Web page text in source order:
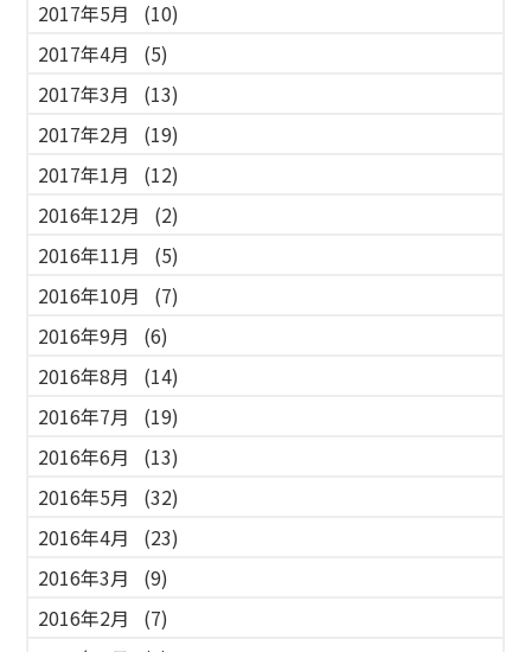
2017年5月
(10)
2017年4月
(5)
2017年3月
(13)
2017年2月
(19)
2017年1月
(12)
2016年12月
(2)
2016年11月
(5)
2016年10月
(7)
2016年9月
(6)
2016年8月
(14)
2016年7月
(19)
2016年6月
(13)
2016年5月
(32)
2016年4月
(23)
2016年3月
(9)
2016年2月
(7)